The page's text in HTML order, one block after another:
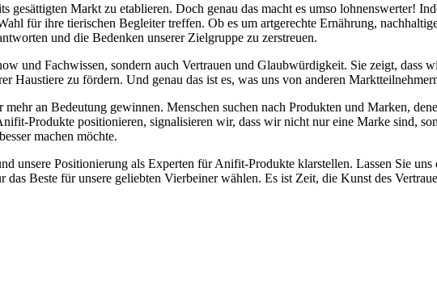
gesättigten Markt zu etablieren. Doch genau das‍ macht es umso lohnenswerter!
für⁣ ihre tierischen Begleiter treffen. Ob es um artgerechte Ernährung,
und die⁢ Bedenken unserer Zielgruppe zu zerstreuen.
und Fachwissen, sondern auch Vertrauen und Glaubwürdigkeit. Sie zeigt, dass
Haustiere zu ‍fördern. Und genau das ist es, was uns ⁤von anderen
an Bedeutung gewinnen. Menschen suchen‌ nach‌ Produkten und Marken,
Produkte positionieren, ​signalisieren⁤ wir, dass wir nicht nur eine Marke sind,
machen möchte.
unsere Positionierung als Experten für Anifit-Produkte klarstellen. Lassen Sie
Beste ‌für unsere geliebten Vierbeiner wählen. ⁤Es ist Zeit, die Kunst ⁣des